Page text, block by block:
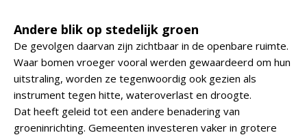
Andere blik op stedelijk groen
De gevolgen daarvan zijn zichtbaar in de openbare ruimte.
Waar bomen vroeger vooral werden gewaardeerd om hun
uitstraling, worden ze tegenwoordig ook gezien als
instrument tegen hitte, wateroverlast en droogte.
Dat heeft geleid tot een andere benadering van
groeninrichting. Gemeenten investeren vaker in grotere